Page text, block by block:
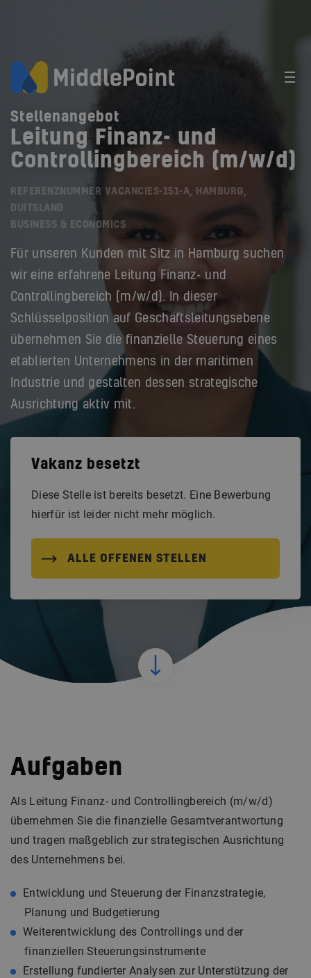
Stellenangebot
Leitung Finanz- und
Controllingbereich (m/w/d)
REFERENZNUMMER VACANCIES-151-A, HAMBURG,
DUITSLAND
BUSINESS & ECONOMICS
Für unseren Kunden mit Sitz in Hamburg suchen
wir eine erfahrene Leitung Finanz- und
Controllingbereich (m/w/d). In dieser
Schlüsselposition auf Geschäftsleitungsebene
übernehmen Sie die finanzielle Steuerung eines
etablierten Unternehmens in der maritimen
Industrie und gestalten dessen strategische
Ausrichtung aktiv mit.
Vakanz besetzt
Diese Stelle ist bereits besetzt. Eine Bewerbung
hierfür ist leider nicht mehr möglich.
ALLE OFFENEN STELLEN
Aufgaben
Als Leitung Finanz- und Controllingbereich (m/w/d)
übernehmen Sie die finanzielle Gesamtverantwortung
und tragen maßgeblich zur strategischen Ausrichtung
des Unternehmens bei.
Entwicklung und Steuerung der Finanzstrategie,
Planung und Budgetierung
Weiterentwicklung des Controllings und der
finanziellen Steuerungsinstrumente
Erstellung fundierter Analysen zur Unterstützung der